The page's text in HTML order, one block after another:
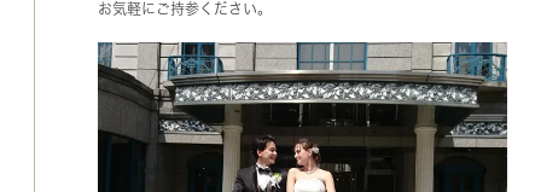
お気軽にご持参ください。